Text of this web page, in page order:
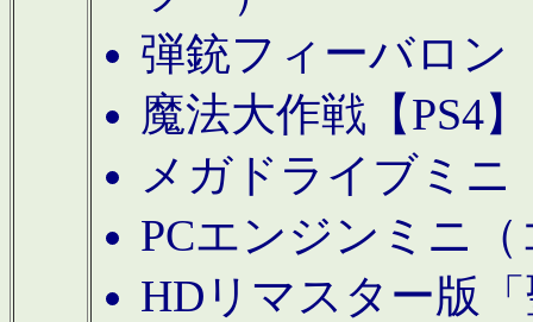
弾銃フィーバロン
魔法大作戦【PS4
メガドライブミニ
PCエンジンミニ
HDリマスター版